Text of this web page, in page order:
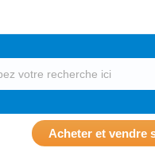
Acheter et vendre